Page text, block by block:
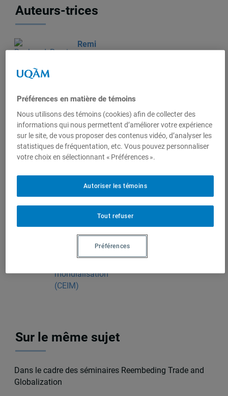
Auteurs-trices
Remi
Bachand
, Directeur du
sur le droit international
et la mondialisation
(CÉDIM)
Produit par
Centre
d'études sur
l'intégration et
mondialisation
(CEIM)
Sur le même sujet
Dans le cadre des séminaires Reembeding Trade and
Globalization
Préférences en matière de témoins
Nous utilisons des témoins (cookies) afin de collecter des
informations qui nous permettent d’améliorer votre expérience
sur le site, de vous proposer des contenus vidéo, d’analyser les
statistiques de fréquentation, etc. Vous pouvez personnaliser
votre choix en sélectionnant « Préférences ».
Tout refuser
Autoriser les témoins
Préférences